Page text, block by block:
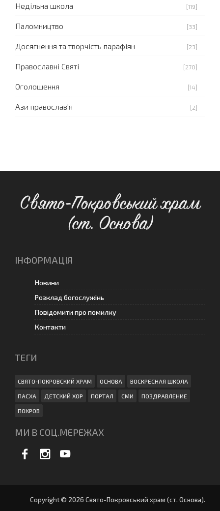
Недільна школа [119]
Паломництво [33]
Досягнення та творчість парафіян [23]
Православні Святі [270]
Оголошення [14]
Ази православ'я [2]
Свято-Покровський храм
(ст. Основа)
ІНФОРМАЦІЯ
Новини
Розклад богослужінь
Повідомити про помилку
Контакти
ТЕГИ
СВЯТО-ПОКРОВСКИЙ ХРАМ ОСНОВА ВОСКРЕСНАЯ ШКОЛА
ПАСХА ДЕТСКИЙ ХОР ПОРТАЛ СМИ ПОЗДРАВЛЕНИЕ
ПОКРОВ
МИ В СОЦ.МЕРЕЖАХ
Copyright © 2026 Свято-Покровський храм (ст. Основа).